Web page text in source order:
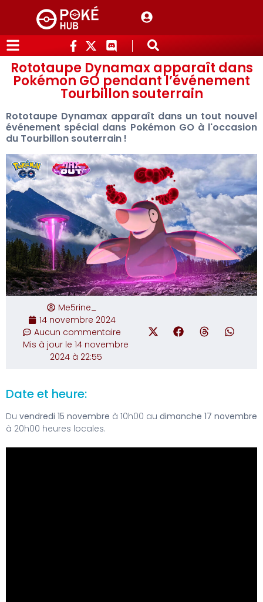
Rototaupe Dynamax apparaît dans
Pokémon GO pendant l’événement
Tourbillon souterrain
Rototaupe Dynamax apparaît dans un tout nouvel
événement spécial dans Pokémon GO à l'occasion
du Tourbillon souterrain !
Me5rine_
14 novembre 2024
Aucun commentaire
Mis à jour le 14 novembre
2024 à 22:55
Date et heure:
Du vendredi 15 novembre à 10h00 au dimanche 17 novembre
à 20h00 heures locales.